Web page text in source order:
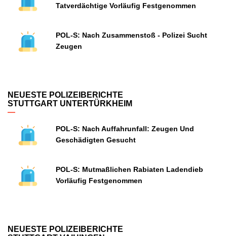
Tatverdächtige Vorläufig Festgenommen
POL-S: Nach Zusammenstoß - Polizei Sucht
Zeugen
NEUESTE POLIZEIBERICHTE
STUTTGART UNTERTÜRKHEIM
POL-S: Nach Auffahrunfall: Zeugen Und
Geschädigten Gesucht
POL-S: Mutmaßlichen Rabiaten Ladendieb
Vorläufig Festgenommen
NEUESTE POLIZEIBERICHTE